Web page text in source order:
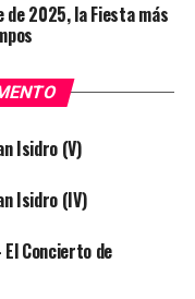
de 2025, la Fiesta más
Isidro (V)
Isidro (IV)
El Concierto de